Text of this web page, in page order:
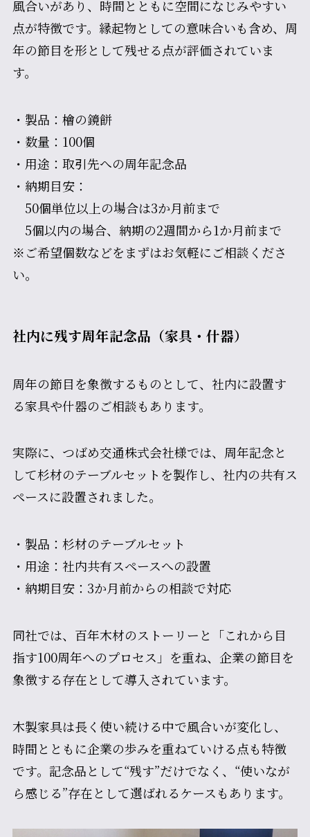
風合いがあり、時間とともに空間になじみやすい
点が特徴です。縁起物としての意味合いも含め、周
年の節目を形として残せる点が評価されていま
す。
・製品：檜の鏡餅
・数量：100個
・用途：取引先への周年記念品
・納期目安：
50個単位以上の場合は3か月前まで
5個以内の場合、納期の2週間から1か月前まで
※ご希望個数などをまずはお気軽にご相談くださ
い。
社内に残す周年記念品（家具・什器）
周年の節目を象徴するものとして、社内に設置す
る家具や什器のご相談もあります。
実際に、つばめ交通株式会社様では、周年記念と
して杉材のテーブルセットを製作し、社内の共有ス
ペースに設置されました。
・製品：杉材のテーブルセット
・用途：社内共有スペースへの設置
・納期目安：3か月前からの相談で対応
同社では、百年木材のストーリーと「これから目
指す100周年へのプロセス」を重ね、企業の節目を
象徴する存在として導入されています。
木製家具は長く使い続ける中で風合いが変化し、
時間とともに企業の歩みを重ねていける点も特徴
です。記念品として“残す”だけでなく、“使いなが
ら感じる”存在として選ばれるケースもあります。